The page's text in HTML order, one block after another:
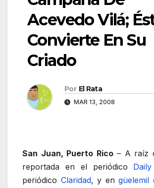
Acevedo Vilá;
Convierte En Su
Criado
Por El Rata
MAR 13, 2008
San Juan, Puerto Rico– A raíz
reportada en el periódico
periódico Claridad, y engüelemil